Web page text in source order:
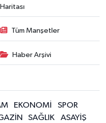
Haritası
Tüm Manşetler
Haber Arşivi
EKONOMİ
SPOR
SAĞLIK
ASAYİŞ